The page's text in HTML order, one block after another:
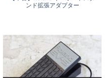
ンド拡張アダプター